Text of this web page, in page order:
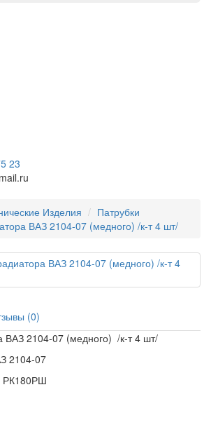
23
Изделия
Патрубки
ВАЗ 2104-07 (медного) /к-т 4 шт/
(0)
ВАЗ 2104-07 (медного) /к-т 4 шт/
2104-07
РК180РШ